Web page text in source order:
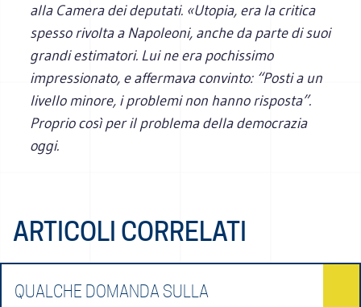
alla Camera dei deputati. «Utopia, era la critica
spesso rivolta a Napoleoni, anche da parte di suoi
grandi estimatori. Lui ne era pochissimo
impressionato, e affermava convinto: “Posti a un
livello minore, i problemi non hanno risposta”.
Proprio così per il problema della democrazia
oggi.
ARTICOLI CORRELATI
QUALCHE DOMANDA SULLA